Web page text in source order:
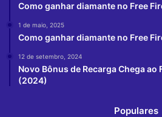
Como ganhar diamante no Free
1 de maio, 2025
Como ganhar diamante no Free
12 de setembro, 2024
Novo Bônus de Recarga Chega ao
(2024)
Populares